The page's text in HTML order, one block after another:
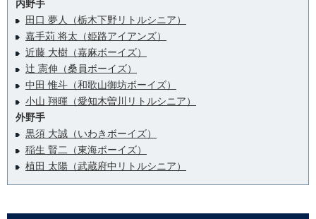
内野手
田口 夢人（栃木下野リトルシニア）
嘉手苅 将太（姫路アイアンズ）
近藤 大樹（嘉麻ボーイズ）
辻 憲伸（桑員ボーイズ）
中田 惟斗（和歌山御坊ボーイズ）
小山 翔暉（愛知木曽川リトルシニア）
外野手
黒須 大誠（いわきボーイズ）
稲生 賢二（東海ボーイズ）
植田 太陽（武蔵府中リトルシニア）